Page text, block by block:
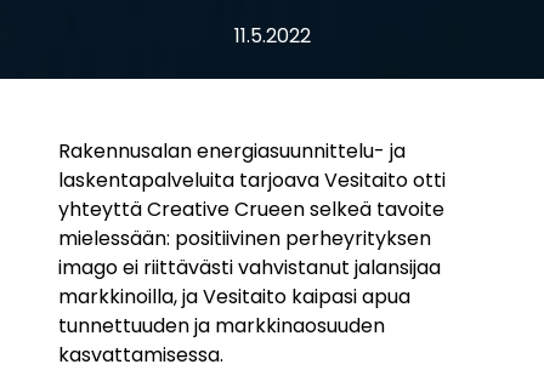
11.5.2022
Rakennusalan energiasuunnittelu- ja
laskentapalveluita tarjoava Vesitaito otti
yhteyttä Creative Crueen selkeä tavoite
mielessään: positiivinen perheyrityksen
imago ei riittävästi vahvistanut jalansijaa
markkinoilla, ja Vesitaito kaipasi apua
tunnettuuden ja markkinaosuuden
kasvattamisessa.